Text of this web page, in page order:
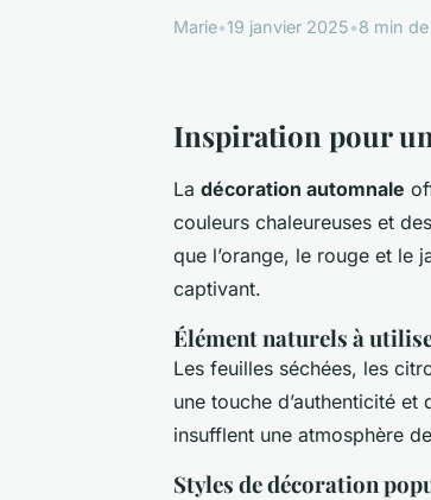
Marie•19 janvier 2025•8 min
Inspiration pour
La décoration automnale
couleurs chaleureuses et
que l’orange, le rouge et le
captivant.
Élément naturels à
Les feuilles séchées, les
une touche d’authenticité
insufflent une atmosphère de
Styles de décoration